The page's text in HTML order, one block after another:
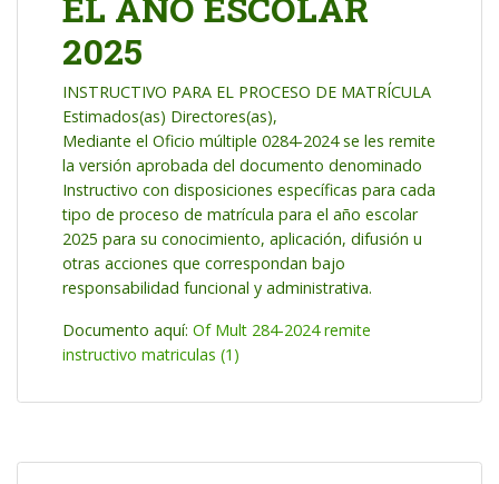
2025
INSTRUCTIVO PARA EL PROCESO DE MATRÍCULA
Estimados(as) Directores(as),
Mediante el Oficio múltiple 0284-2024 se les remite
la versión aprobada del documento denominado
Instructivo con disposiciones específicas para cada
tipo de proceso de matrícula para el año escolar
2025 para su conocimiento, aplicación, difusión u
otras acciones que correspondan bajo
responsabilidad funcional y administrativa.
Documento aquí: Of Mult 284-2024 remite
instructivo matriculas (1)